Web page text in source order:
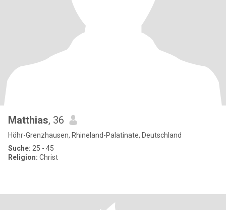
Matthias, 36
Höhr-Grenzhausen, Rhineland-Palatinate, Deutschland
Suche: 25 - 45
Religion: Christ